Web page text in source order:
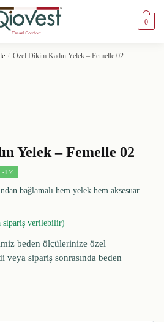
0
/ Özel Dikim Kadın Yelek – Femelle 02
Yelek – Femelle 02
-1%
bağlamalı hem yelek hem aksesuar.
sipariş verilebilir)
beden ölçülerinize özel
sipariş sonrasında beden